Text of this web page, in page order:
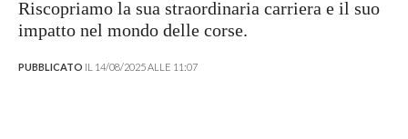
Riscopriamo la sua straordinaria carriera e il suo
impatto nel mondo delle corse.
PUBBLICATO IL 14/08/2025 ALLE 11:07